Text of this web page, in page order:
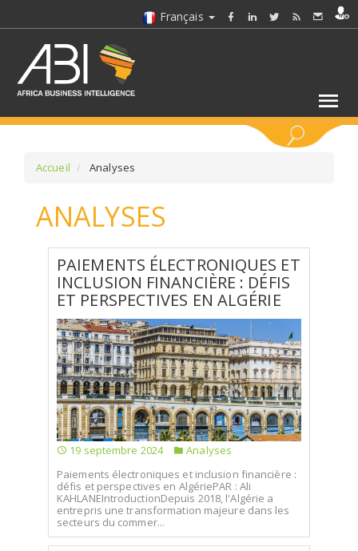
Français
SÉLECTIONNEZ UN/DES SECTEURS
SÉLECTIONNEZ UN DOSSIER
SELECTIONNEZ UNE SECTION
SÉLECTIONNEZ UNE CATÉGORIE
SÉLECTIONNEZ UN/DES PAYS
Accueil Analyses
ANALYSES
PAIEMENTS ÉLECTRONIQUES ET
INCLUSION FINANCIÈRE : DÉFIS
ET PERSPECTIVES EN ALGÉRIE
19 septembre 2024
Analyses
Paiements électroniques et inclusion financière :
défis et perspectives en AlgériePAR : Ali
KAHLANEIntroductionDepuis 2018, l'Algérie a
entrepris une transformation majeure dans les
secteurs du commer...